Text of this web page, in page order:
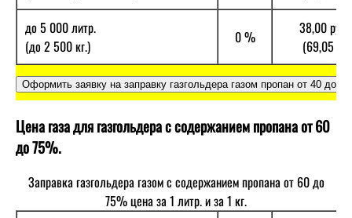
до 5 000 литр.
(до 2 500 кг.)
0 %
38,00
(69,05
Цена газа для газгольдера с содержанием пропана от 60
до 75%.
Заправка газгольдера газом с содержанием пропана от 60 до
75% цена за 1 литр. и за 1 кг.